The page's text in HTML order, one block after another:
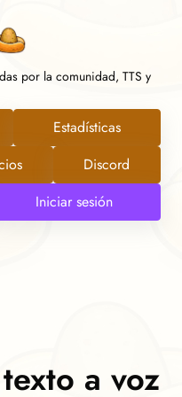
por la comunidad, TTS y
Estadísticas
Discord
Iniciar sesión
a voz